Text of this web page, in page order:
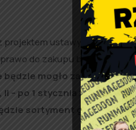
projektem ustawy
do zakupu będą miały
mogło zakupić po
II – po 1 stycznia 2023 r.
sortyment groszek,